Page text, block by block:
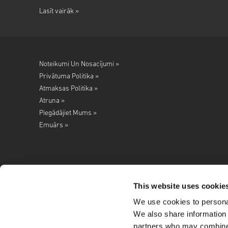
This website uses
We use cookies to
We also share
partners who may
Lasīt vairāk »
Noteikumi Un Nosacījumi »
Privātuma Politika »
Atmaksas Politika »
Atruna »
Piegādājiet Mums »
Emuārs »